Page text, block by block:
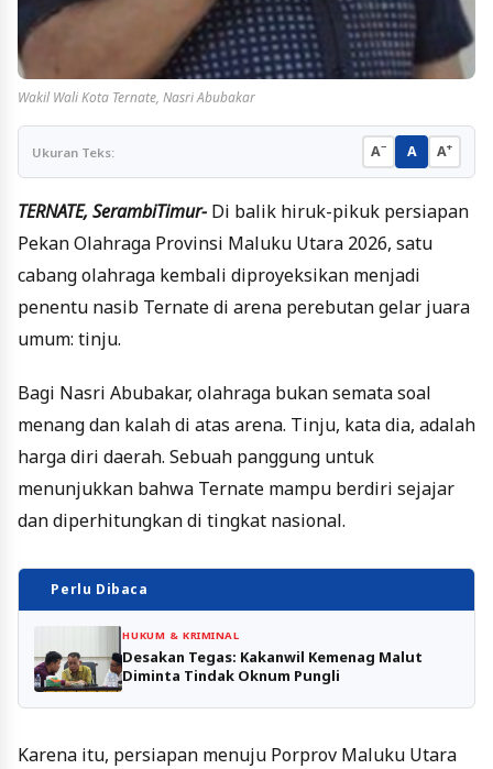
Wakil Wali Kota Ternate, Nasri Abubakar
Ukuran Teks: A− A A+
TERNATE, SerambiTimur- Di balik hiruk-pikuk persiapan
Pekan Olahraga Provinsi Maluku Utara 2026, satu
cabang olahraga kembali diproyeksikan menjadi
penentu nasib Ternate di arena perebutan gelar juara
umum: tinju.
Bagi Nasri Abubakar, olahraga bukan semata soal
menang dan kalah di atas arena. Tinju, kata dia, adalah
harga diri daerah. Sebuah panggung untuk
menunjukkan bahwa Ternate mampu berdiri sejajar
dan diperhitungkan di tingkat nasional.
Perlu Dibaca
HUKUM & KRIMINAL
Desakan Tegas: Kakanwil Kemenag Malut
Diminta Tindak Oknum Pungli
Karena itu, persiapan menuju Porprov Maluku Utara